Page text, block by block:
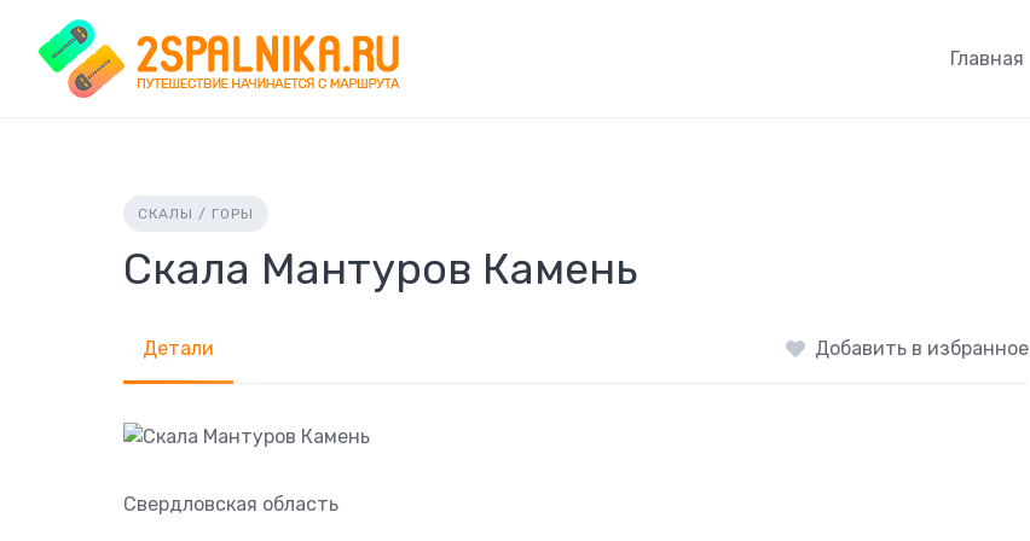
content
Главная
СКАЛЫ / ГОРЫ
Скала Мантуров Камень
Детали Добавить в избранное
Свердловская область